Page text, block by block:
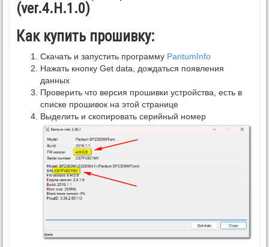
(ver.4.H.1.0)
Как купить прошивку:
Скачать и запустить программу PantumInfo
Нажать кнопку Get data, дождаться появления
данных
Проверить что версия прошивки устройства, есть в
списке прошивок на этой странице
Выделить и скопировать серийный номер